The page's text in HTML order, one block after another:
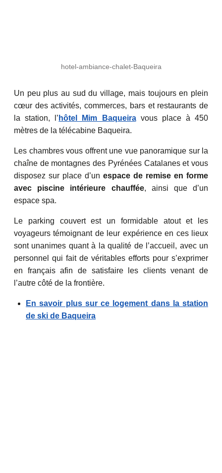
hotel-ambiance-chalet-Baqueira
Un peu plus au sud du village, mais toujours en plein
cœur des activités, commerces, bars et restaurants de
la station, l’ hôtel Mim Baqueiravous place à 450
mètres de la télécabine Baqueira.
Les chambres vous offrent une vue panoramique sur la
chaîne de montagnes des Pyrénées Catalanes et vous
disposez sur place d’un espace de remise en forme
avec piscine intérieure chauffée, ainsi que d’un
espace spa.
Le parking couvert est un formidable atout et les
voyageurs témoignant de leur expérience en ces lieux
sont unanimes quant à la qualité de l’accueil, avec un
personnel qui fait de véritables efforts pour s’exprimer
en français afin de satisfaire les clients venant de
l’autre côté de la frontière.
En savoir plus sur ce logement dans la station
de ski de Baqueira